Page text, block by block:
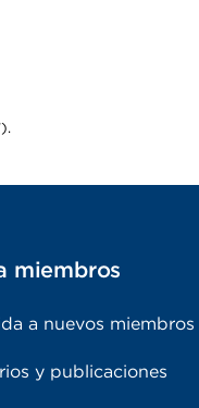
miembros
a nuevos miembros
y publicaciones